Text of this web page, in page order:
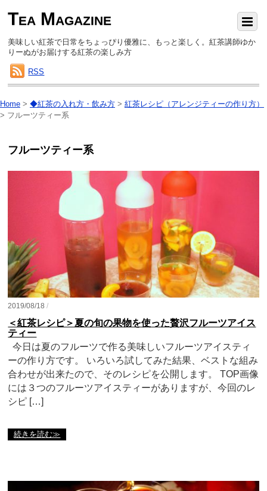
Tea Magazine
美味しい紅茶で日常をちょっぴり優雅に、もっと楽しく。紅茶講師ゆか
りーぬがお届けする紅茶の楽しみ方
RSS
Home > ◆紅茶の入れ方・飲み方 > 紅茶レシピ（アレンジティーの作り方）
> フルーツティー系
フルーツティー系
2019/08/18/
＜紅茶レシピ＞夏の旬の果物を使った贅沢フルーツアイス
ティー
今日は夏のフルーツで作る美味しいフルーツアイスティ
ーの作り方です。 いろいろ試してみた結果、ベストな組み
合わせが出来たので、そのレシピを公開します。 TOP画像
には３つのフルーツアイスティーがありますが、今回のレ
シピ […]
続きを読む≫